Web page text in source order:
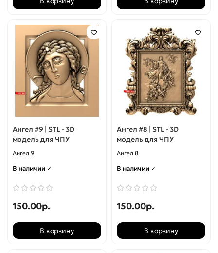
Кресты
Кронштейны
Мебель
Панели
Панно
Пепельницы
Рамки
Решетки
Ангел #9 | STL - 3D
модель для ЧПУ
Ангел 9
В наличии ✓
150.00р.
В корзину
Ангел #8 | STL - 3D
модель для ЧПУ
Ангел 8
В наличии ✓
150.00р.
В корзину